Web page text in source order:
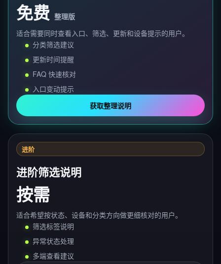
免费 整理版
适合需要同时查看入口、筛选、更新和设备提示的用户。
分类筛选建议
更新时间提醒
FAQ 快速核对
入口变动提示
获取整理说明
进阶
进阶筛选说明
按需
适合希望按状态、设备和分类方向做更细核对的用户。
筛选标签说明
异常状态处理
多端查看建议